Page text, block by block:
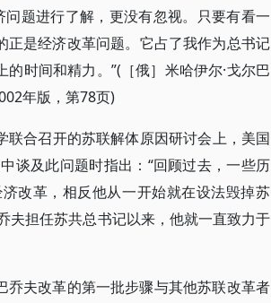
题进行了解，更没有忽视。只要有看一
是经济改革问题。它占了我作为总书记
时间和精力。”(［俄］米哈伊尔·戈尔巴
年版，第78页)
联合召开的苏联解体原因研讨会上，美国
谈及此问题时指出：“回顾过去，一些历
改革，相反他从一开始就在设法毁掉苏
夫担任苏共总书记以来，他就一直致力于
夫改革的第一批步骤与其他苏联改革者